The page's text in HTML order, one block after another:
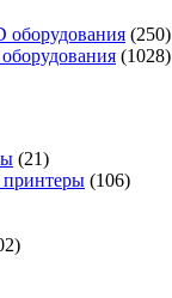
оборудования (250)
(1028)
(21)
(106)